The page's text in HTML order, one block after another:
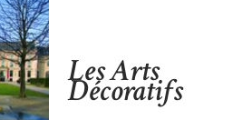
Les Arts
Décoratifs